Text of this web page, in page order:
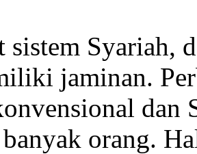
sistem Syariah,
jaminan.
dan
orang.